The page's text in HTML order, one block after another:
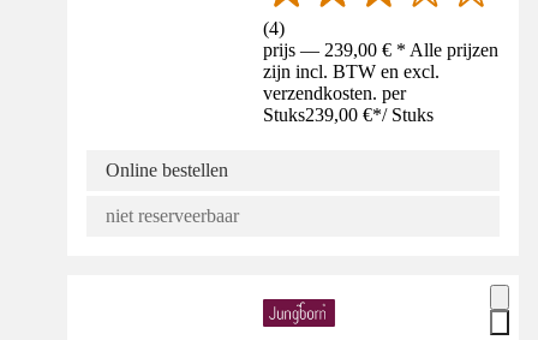
(4)
prijs — 239,00 € * Alle prijzen
zijn incl. BTW en excl.
verzendkosten. per
Stuks239,00 €*/ Stuks
Online bestellen
niet reserveerbaar